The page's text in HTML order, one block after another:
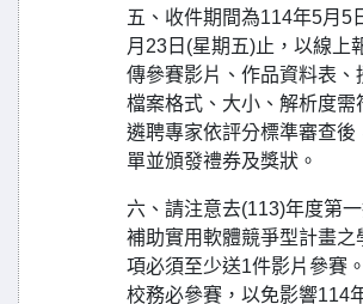
五、收件期間為114年5月5
月23日(星期五)止，以線上
傳參賽影片、作品資料表、
檔案格式、大小、解析度需
遴聘專家依評分標準審查後
單並頒發禮券及獎狀。
六、請注意去(113)年度第
補助實用軟體競爭型計畫之
項必須至少送1件影片參賽
校務必參賽，以免影響114